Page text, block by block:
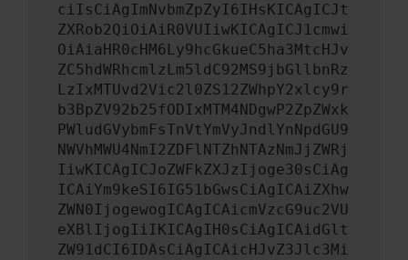
ciIsCiAgImNvbmZpZyI6IHsKICAgICJt
ZXRob2QiOiAiR0VUIiwKICAgICJ1cmwi
OiAiaHR0cHM6Ly9hcGkueC5ha3MtcHJv
ZC5hdWRhcmlzLm5ldC92MS9jbGllbnRz
LzIxMTUvd2Vic2l0ZS12ZWhpY2xlcy9r
b3BpZV92b25fODIxMTM4NDgwP2ZpZWxk
PWludGVybmFsTnVtYmVyJndlYnNpdGU9
NWVhMWU4NmI2ZDFlNTZhNTAzNmJjZWRj
IiwKICAgICJoZWFkZXJzIjoge30sCiAg
ICAiYm9keSI6IG51bGwsCiAgICAiZXhw
ZWN0IjogewogICAgICAicmVzcG9uc2VU
eXBlIjogIiIKICAgIH0sCiAgICAidGlt
ZW91dCI6IDAsCiAgICAicHJvZ3Jlc3Mi